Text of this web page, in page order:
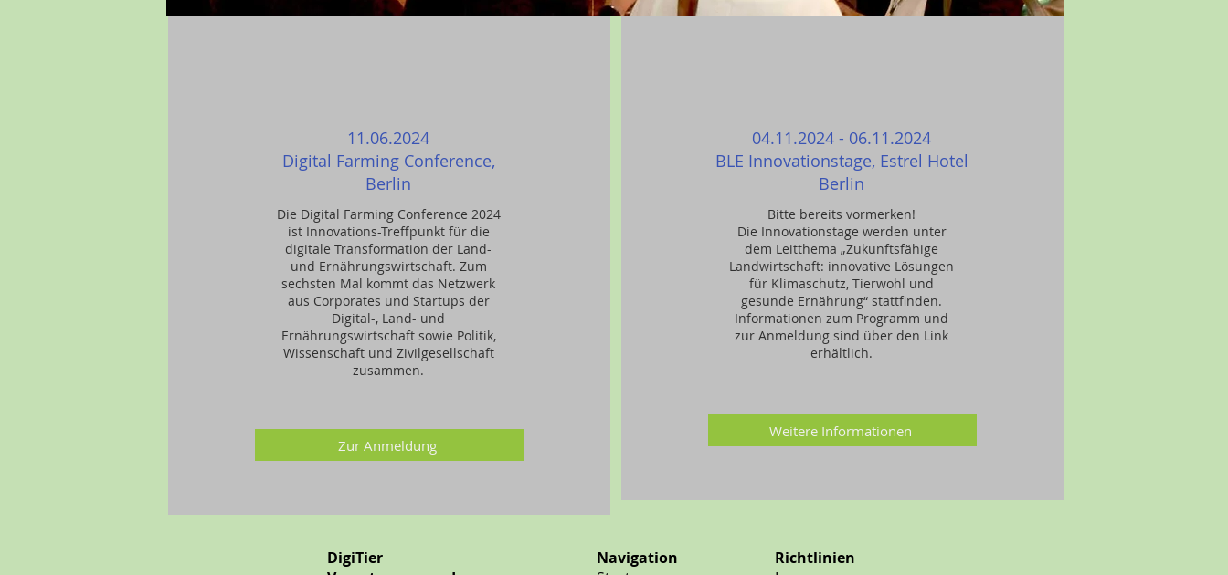
11.06.2024
Digital Farming Conference,
Berlin
Die Digital Farming Conference 2024
ist Innovations-Treffpunkt für die
digitale Transformation der Land-
und Ernährungswirtschaft. Zum
sechsten Mal kommt das Netzwerk
aus Corporates und Startups der
Digital-, Land- und
Ernährungswirtschaft sowie Politik,
Wissenschaft und Zivilgesellschaft
zusammen.
Zur Anmeldung
04.11.2024 - 06.11.2024
BLE Innovationstage, Estrel Hotel
Berlin
Bitte bereits vormerken!
Die Innovationstage werden unter
dem Leitthema „Zukunftsfähige
Landwirtschaft: innovative Lösungen
für Klimaschutz, Tierwohl und
gesunde Ernährung“ stattfinden.
Informationen zum Programm und
zur Anmeldung sind über den Link
erhältlich.
Weitere Informationen
DigiTier
Navigation
Richtlinien